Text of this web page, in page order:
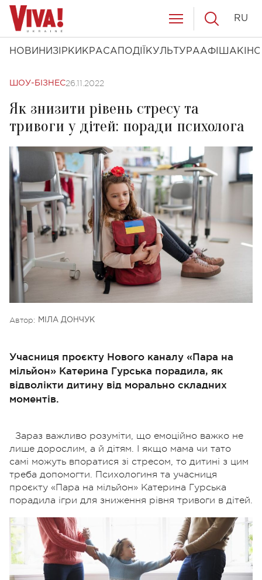
НОВИНИ ЗІРКИ КРАСА ПОДІЇ КУЛЬТУРААФІША КІНО
RU
ШОУ-БІЗНЕС26.11.2022
Як знизити рівень стресу та
тривоги у дітей: поради психолога
Автор: МІЛА ДОНЧУК
Учасниця проєкту Нового каналу «Пара на
мільйон» Катерина Гурська порадила, як
відволікти дитину від морально складних
моментів.
Зараз важливо розуміти, що емоційно важко не
лише дорослим, а й дітям. І якщо мама чи тато
самі можуть впоратися зі стресом, то дитині з цим
треба допомогти. Психологиня та учасниця
проєкту «Пара на мільйон» Катерина Гурська
порадила ігри для зниження рівня тривоги в дітей.